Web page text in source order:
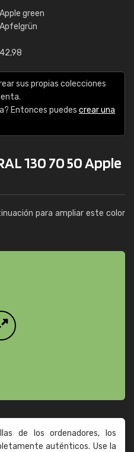
Apple green
Apfelgrün
42,98
sus propias colecciones
Entonces puedes crear una
130 70 50 Apple
para ampliar este color
de los ordenadores, los
auténticos. Use la